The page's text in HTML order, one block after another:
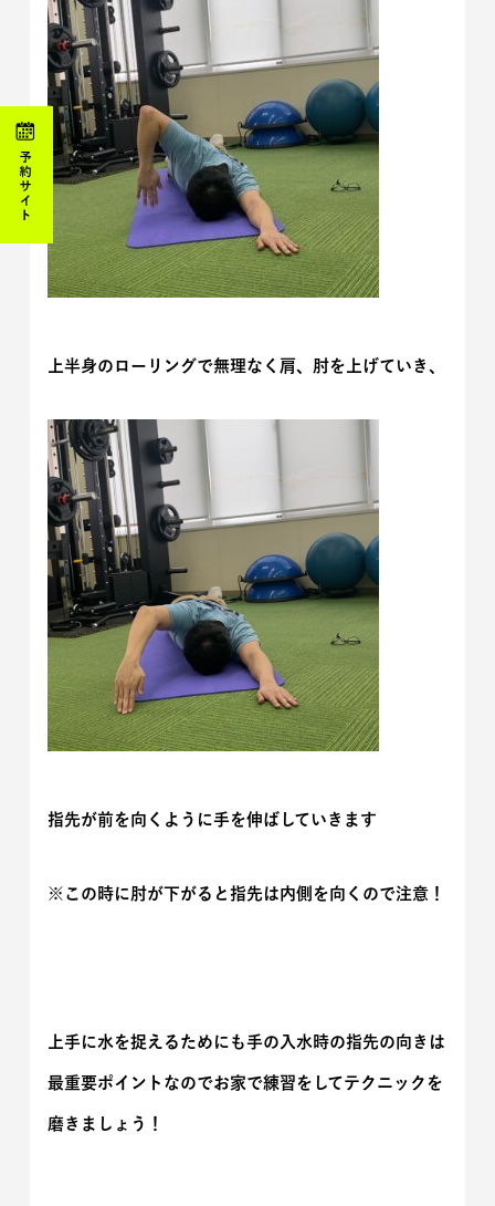
上半身のローリングで無理なく肩、肘を上げていき、
指先が前を向くように手を伸ばしていきます
※この時に肘が下がると指先は内側を向くので注意！
上手に水を捉えるためにも手の入水時の指先の向きは
最重要ポイントなのでお家で練習をしてテクニックを
磨きましょう！